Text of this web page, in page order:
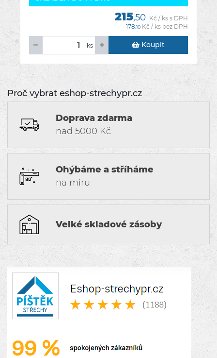
Proč vybrat eshop-strechypr.cz
Doprava zdarma
nad 5000 Kč
Ohýbáme a stříháme
na míru
Velké skladové zásoby
215,50 Kč / ks s DPH
178,10 Kč / ks bez DPH
ks Koupit